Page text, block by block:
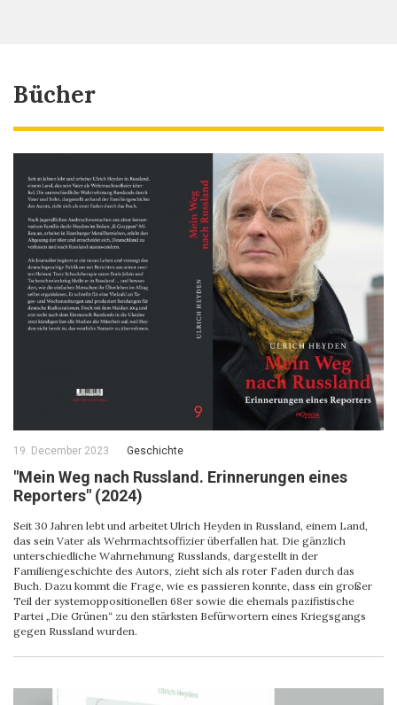
Bücher
19. December 2023 Geschichte
"Mein Weg nach Russland. Erinnerungen eines
Reporters" (2024)
Seit 30 Jahren lebt und arbeitet Ulrich Heyden in Russland, einem Land,
das sein Vater als Wehrmachtsoffizier überfallen hat. Die gänzlich
unterschiedliche Wahrnehmung Russlands, dargestellt in der
Familiengeschichte des Autors, zieht sich als roter Faden durch das
Buch. Dazu kommt die Frage, wie es passieren konnte, dass ein großer
Teil der systemoppositionellen 68er sowie die ehemals pazifistische
Partei „Die Grünen“ zu den stärksten Befürwortern eines Kriegsgangs
gegen Russland wurden.